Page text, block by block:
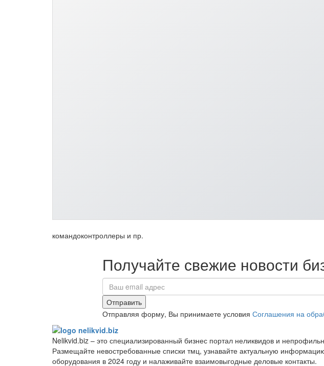
командоконтроллеры и пр.
Получайте свежие новости
Отправить
Отправляя форму, Вы принимаете условия Соглашения на
Nelikvid.biz – это специализированный бизнес портал неликвидов и
Размещайте невостребованные списки тмц, узнавайте актуальную
оборудования в 2024 году и налаживайте взаимовыгодные деловые контакты.